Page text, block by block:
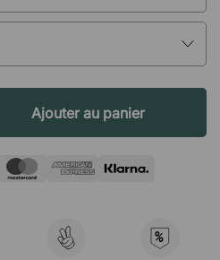
Ajouter au panier
%